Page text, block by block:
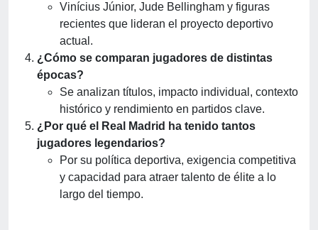
Vinícius Júnior, Jude Bellingham y figuras
recientes que lideran el proyecto deportivo
actual.
¿Cómo se comparan jugadores de distintas
épocas?
Se analizan títulos, impacto individual, contexto
histórico y rendimiento en partidos clave.
¿Por qué el Real Madrid ha tenido tantos
jugadores legendarios?
Por su política deportiva, exigencia competitiva
y capacidad para atraer talento de élite a lo
largo del tiempo.